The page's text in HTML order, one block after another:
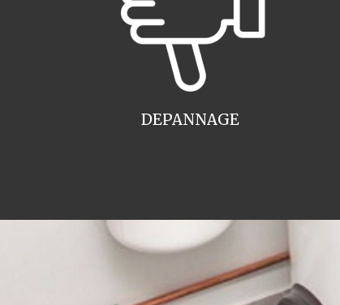
DEPANNAGE